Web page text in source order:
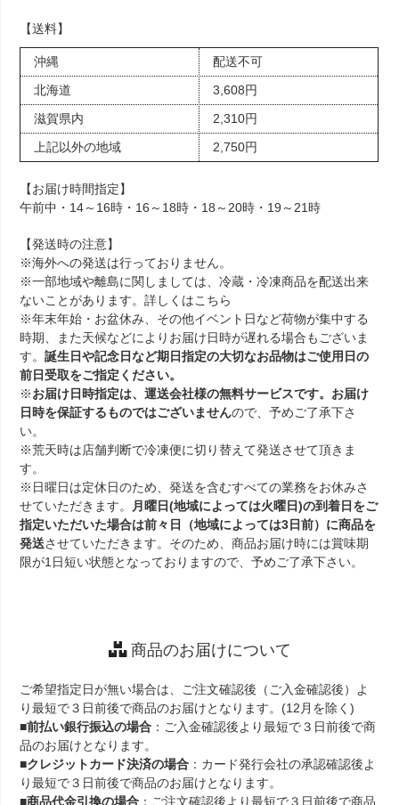
【送料】
沖縄
配送不可
北海道
3,608円
滋賀県内
2,310円
上記以外の地域
2,750円
【お届け時間指定】
午前中・14～16時・16～18時・18～20時・19～21時
【発送時の注意】
※海外への発送は行っておりません。
※一部地域や離島に関しましては、冷蔵・冷凍商品を配送出来
ないことがあります。詳しくはこちら
※年末年始・お盆休み、その他イベント日など荷物が集中する
時期、また天候などによりお届け日時が遅れる場合もございま
す。誕生日や記念日など期日指定の大切なお品物はご使用日の
前日受取をご指定ください。
※お届け日時指定は、運送会社様の無料サービスです。お届け
日時を保証するものではございませんので、予めご了承下さ
い。
※荒天時は店舗判断で冷凍便に切り替えて発送させて頂きま
す。
※日曜日は定休日のため、発送を含むすべての業務をお休みさ
せていただきます。
月曜日(地域によっては火曜日)の到着日をご
指定いただいた場合は前々日（地域によっては3日前）に商品を
発送させていただきます。そのため、商品お届け時には賞味期
限が1日短い状態となっておりますので、予めご了承下さい。
商品のお届けについて
ご希望指定日が無い場合は、ご注文確認後（ご入金確認後）よ
り最短で３日前後で商品のお届けとなります。(12月を除く)
■前払い銀行振込の場合 ：ご入金確認後より最短で３日前後で商
品のお届けとなります。
■クレジットカード決済の場合 ：カード発行会社の承認確認後よ
り最短で３日前後で商品のお届けとなります。
■商品代金引換の場合 ：ご注文確認後より最短で３日前後で商品